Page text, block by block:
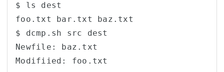
$ ls dest
foo.txt bar.txt baz.txt
$ dcmp.sh src dest
Newfile: baz.txt
Modifiied: foo.txt